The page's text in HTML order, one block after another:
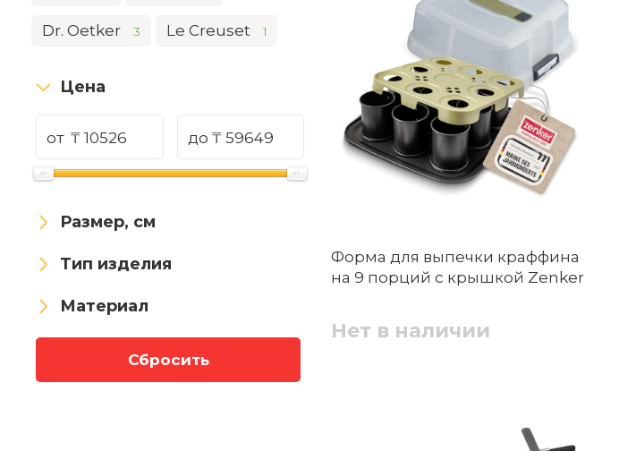
Dr. Oetker 3 Le Creuset 1
Цена
от ₸ до ₸
Размер, см
Тип изделия
Материал
Сбросить
Форма для выпечки краффина
на 9 порций с крышкой Zenker
Нет в наличии